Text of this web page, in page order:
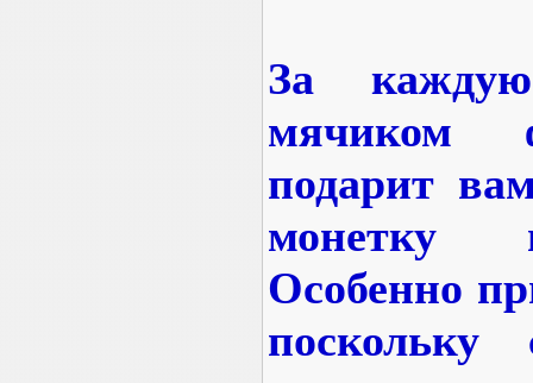
За
мячиком
подарит
монетку
Особенно